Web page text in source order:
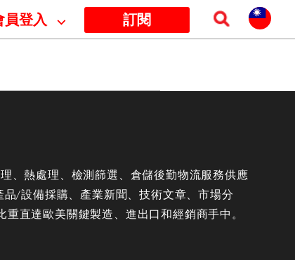
員登入 ⌵ 訂閱
、熱處理、檢測篩選、倉儲後勤物流服務供應
/設備採購、產業新聞、技術文章、市場分
直達歐美關鍵製造、進出口和經銷商手中。